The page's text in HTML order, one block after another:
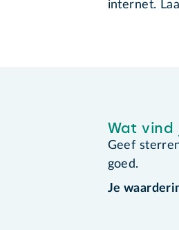
internet.
Wat
Geef
goed.
Je